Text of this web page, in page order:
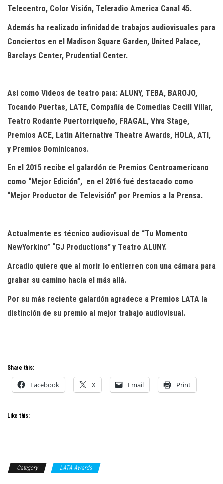
Telecentro, Color Visión, Teleradio America Canal 45.
Además ha realizado infinidad de trabajos audiovisuales para
Conciertos en el Madison Square Garden, United Palace,
Barclays Center, Prudential Center.
Así como Videos de teatro para: ALUNY, TEBA, BAROJO,
Tocando Puertas, LATE, Compañía de Comedias Cecill Villar,
Teatro Rodante Puertorriqueño, FRAGAL, Viva Stage,
Premios ACE, Latin Alternative Theatre Awards, HOLA, ATI,
y Premios Dominicanos.
En el 2015 recibe el galardón de Premios Centroamericano
como “Mejor Edición”, en el 2016 fué destacado como
“Mejor Productor de Televisión” por Premios a la Prensa.
Actualmente es técnico audiovisual de “Tu Momento
NewYorkino” “GJ Productions” y Teatro ALUNY.
Arcadio quiere que al morir lo entierren con una cámara para
grabar su camino hacia el más allá.
Por su más reciente galardón agradece a Premios LATA la
distinción de su premio al mejor trabajo audiovisual.
Share this:
Facebook X Email Print
Like this:
Category LATA Awards